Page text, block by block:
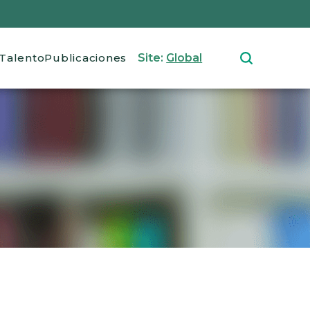
TalentoPublicaciones Site: Global